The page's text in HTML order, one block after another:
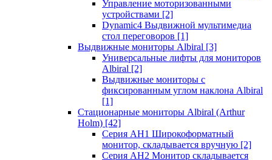
Управление моторизованными
устройствами [2]
Dynamic4 Выдвижной мультимедиа
стол переговоров [1]
Выдвижные мониторы Albiral [3]
Универсальные лифты для мониторов
Albiral [2]
Выдвижные мониторы с
фиксированным углом наклона Albiral
[1]
Стационарные мониторы Albiral (Arthur
Holm) [42]
Серия AH1 Широкоформатный
монитор, складывается вручную [2]
Серия AH2 Монитор складывается